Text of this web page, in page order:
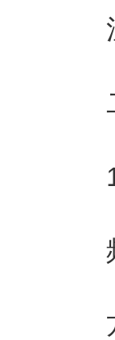
注
二
1
频
方